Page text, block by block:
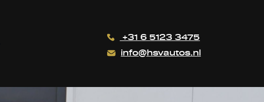
+31 6 5123 3475
info@hsvautos.nl